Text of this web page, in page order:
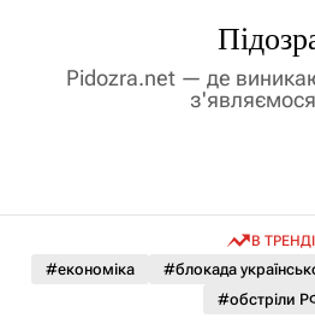
Pidozra.net — де
В ТРЕНДІ
#економіка #блокада
#обстріли